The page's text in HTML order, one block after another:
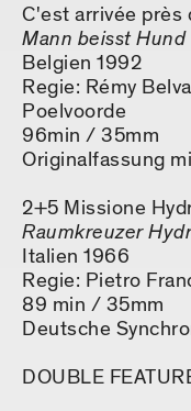
C'est arrivée près
Mann beisst Hund
Belgien 1992
Regie: Rémy
Poelvoorde
96min / 35mm
Originalfassung
2+5 Missione
Raumkreuzer
Italien 1966
Regie: Pietro
89 min / 35mm
Deutsche
DOUBLE